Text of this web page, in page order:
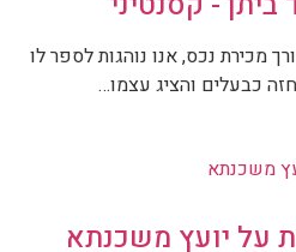
מכירת נכס, אנו נוהגות לספר לו
כבעלים והציג עצמו…
על יועץ משכנתא